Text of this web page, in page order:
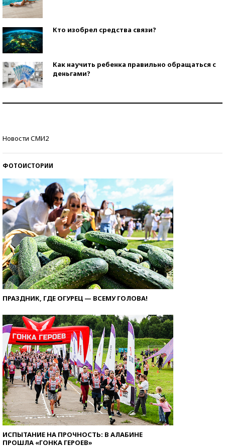
Кто изобрел средства связи?
Как научить ребенка правильно обращаться с
деньгами?
Новости СМИ2
ФОТОИСТОРИИ
ПРАЗДНИК, ГДЕ ОГУРЕЦ — ВСЕМУ ГОЛОВА!
ИСПЫТАНИЕ НА ПРОЧНОСТЬ: В АЛАБИНЕ
ПРОШЛА «ГОНКА ГЕРОЕВ»